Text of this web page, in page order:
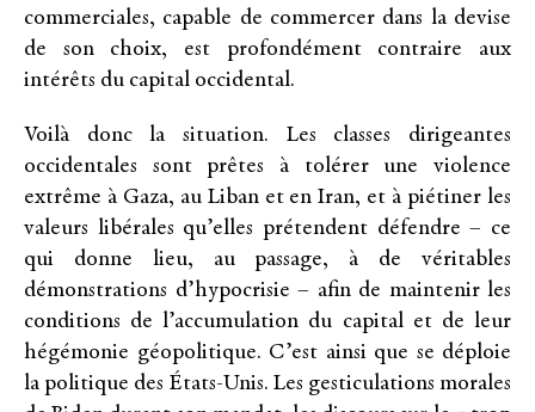
commerciales, capable de commercer dans la devise
de son choix, est profondément contraire aux
intérêts du capital occidental.
Voilà donc la situation. Les classes dirigeantes
occidentales sont prêtes à tolérer une violence
extrême à Gaza, au Liban et en Iran, et à piétiner les
valeurs libérales qu’elles prétendent défendre – ce
qui donne lieu, au passage, à de véritables
démonstrations d’hypocrisie – afin de maintenir les
conditions de l’accumulation du capital et de leur
hégémonie géopolitique. C’est ainsi que se déploie
la politique des États-Unis. Les gesticulations morales